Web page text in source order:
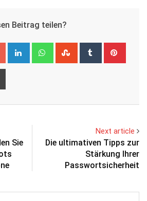
Beitrag teilen?
Google+ LinkedIn WhatsappStumbleUpon
Tumblr
Sie
Next article
Die ultimativen Tipps zur
Stärkung Ihrer
Passwortsicherheit